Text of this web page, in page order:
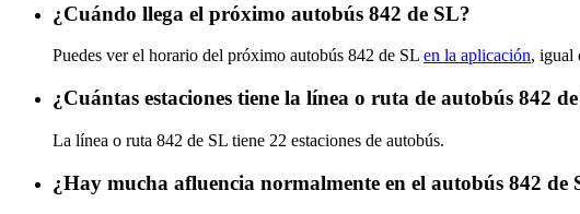
¿Cuándo llega el próximo autobús 842 de SL?
Puedes ver el horario del próximo autobús 842 de SL en la aplicación, igual
¿Cuántas estaciones tiene la línea o ruta de autobús 842
La línea o ruta 842 de SL tiene 22 estaciones de autobús.
¿Hay mucha afluencia normalmente en el autobús 842 de